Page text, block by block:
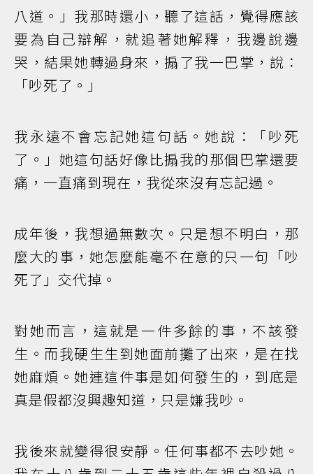
八道。」我那時還小，聽了這話，覺得應該
要為自己辯解，就追著她解釋，我邊說邊
哭，結果她轉過身來，搧了我一巴掌，說：
「吵死了。」
我永遠不會忘記她這句話。她說：「吵死
了。」她這句話好像比搧我的那個巴掌還要
痛，一直痛到現在，我從來沒有忘記過。
成年後，我想過無數次。只是想不明白，那
麼大的事，她怎麼能毫不在意的只一句「吵
死了」交代掉。
對她而言，這就是一件多餘的事，不該發
生。而我硬生生到她面前攤了出來，是在找
她麻煩。她連這件事是如何發生的，到底是
真是假都沒興趣知道，只是嫌我吵。
我後來就變得很安靜。任何事都不去吵她。